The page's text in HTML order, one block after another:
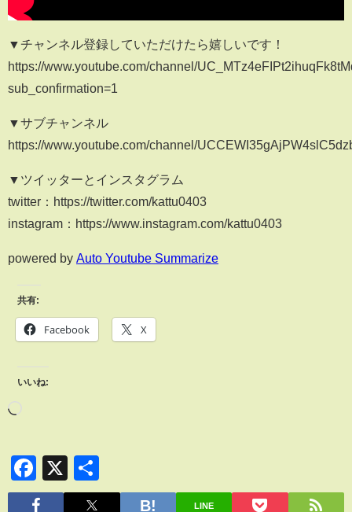
▼チャンネル登録していただけたら嬉しいです！
https://www.youtube.com/channel/
sub_confirmation=1
▼サブチャンネル
https://www.youtube.com/channel/
▼ツイッターとインスタグラム
twitter：https://twitter.com/kattu0403
instagram：https://www.instagram.com/kattu0403
powered by Auto Youtube Summarize
共有:
Facebook X
いいね:
Facebook
X
有
LINE